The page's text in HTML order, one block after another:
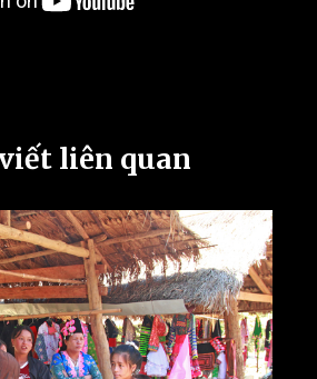
liên quan